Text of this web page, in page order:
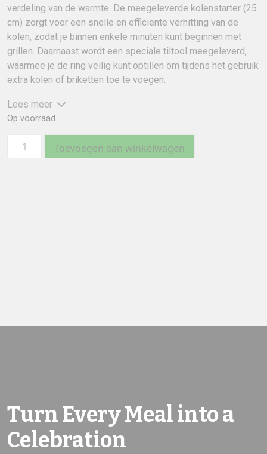
verdeling van de warmte. De meegeleverde kolenstarter (25
cm) zorgt voor een snelle en efficiënte verhitting van de
kolen, zodat je binnen enkele minuten kunt beginnen met
grillen. Daarnaast wordt een speciale tiltool meegeleverd,
waarmee je de ring veilig kunt optillen om tijdens het gebruik
extra kolen of briketten toe te voegen.
Lees meer
Op voorraad
Onyx
Toevoegen aan winkelwagen
Turn Every Meal into a
Celebration